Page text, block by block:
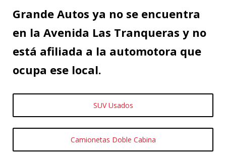
Grande Autos ya no se encuentra
en la Avenida Las Tranqueras y no
está afiliada a la automotora que
ocupa ese local.
SUV Usados
Camionetas Doble Cabina